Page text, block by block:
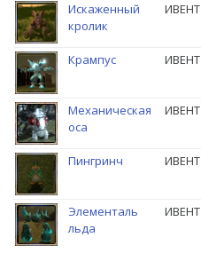
Искаженный
кролик
ИВЕНТ
Крампус ИВЕНТ
Механическая
оса
ИВЕНТ
Пингринч ИВЕНТ
Элементаль
льда
ИВЕНТ